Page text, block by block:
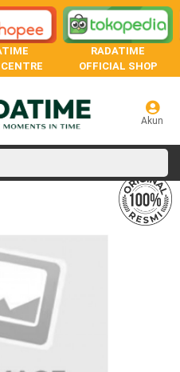
RADATIME
OFFICIAL SHOP
Akun